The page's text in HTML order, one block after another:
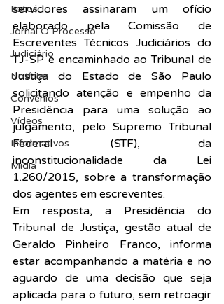
Fotos
Jornal O Processo
Judiciário
Notícias
Convênios
Vídeos
Informativos
Midia
servidores assinaram um ofício
elaborado pela Comissão de
Escreventes Técnicos Judiciários do
TJ-SP e encaminhado ao Tribunal de
Justiça do Estado de São Paulo
solicitando atenção e empenho da
Presidência para uma solução ao
julgamento, pelo Supremo Tribunal
Federal (STF), da
inconstitucionalidade da Lei
1.260/2015, sobre a transformação
dos agentes em escreventes.
Em resposta, a Presidência do
Tribunal de Justiça, gestão atual de
Geraldo Pinheiro Franco, informa
estar acompanhando a matéria e no
aguardo de uma decisão que seja
aplicada para o futuro, sem retroagir